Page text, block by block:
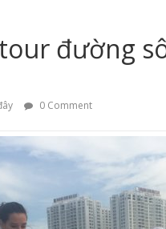
đường
0 Comment